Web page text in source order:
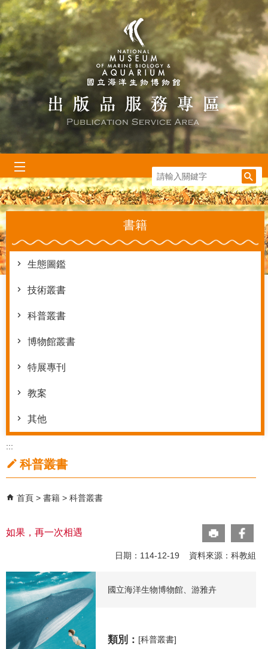
跳到主要內容區塊
:::
書籍
生態圖鑑
技術叢書
科普叢書
博物館叢書
特展專刊
教案
其他
:::
科普叢書
首頁 書籍 科普叢書
如果，再一次相遇
日期：114-12-19 資料來源：科教組
國立海洋生物博物館、游雅卉
類別： [科普叢書]